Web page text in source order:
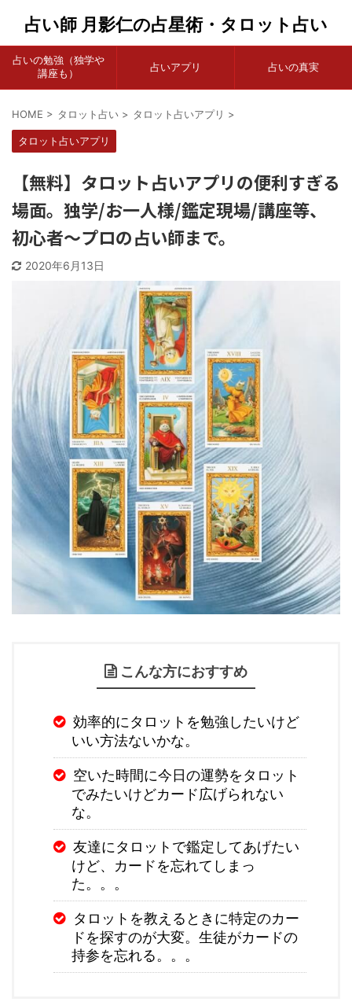
占い師 月影仁の占星術・タロット占い
占いの勉強（独学や
講座も）
占いアプリ 占いの真実
HOME > タロット占い > タロット占いアプリ >
タロット占いアプリ
【無料】タロット占いアプリの便利すぎる
場面。独学/お一人様/鑑定現場/講座等、
初心者～プロの占い師まで。
2020年6月13日
こんな方におすすめ
効率的にタロットを勉強したいけど
いい方法ないかな。
空いた時間に今日の運勢をタロット
でみたいけどカード広げられない
な。
友達にタロットで鑑定してあげたい
けど、カードを忘れてしまっ
た。。。
タロットを教えるときに特定のカー
ドを探すのが大変。生徒がカードの
持参を忘れる。。。